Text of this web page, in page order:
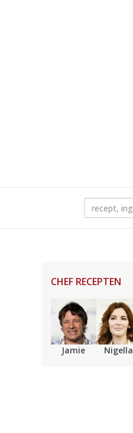
CHEF RECEPTEN
Jamie Nigella